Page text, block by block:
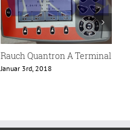
Rauch Quantron A Terminal
Januar 3rd, 2018